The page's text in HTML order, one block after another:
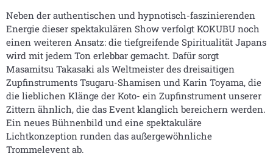
Neben der authentischen und hypnotisch-faszinierenden
Energie dieser spektakulären Show verfolgt KOKUBU noch
einen weiteren Ansatz: die tiefgreifende Spiritualität Japans
wird mit jedem Ton erlebbar gemacht. Dafür sorgt
Masamitsu Takasaki als Weltmeister des dreisaitigen
Zupfinstruments Tsugaru-Shamisen und Karin Toyama, die
die lieblichen Klänge der Koto- ein Zupfinstrument unserer
Zittern ähnlich, die das Event klanglich bereichern werden.
Ein neues Bühnenbild und eine spektakuläre
Lichtkonzeption runden das außergewöhnliche
Trommelevent ab.